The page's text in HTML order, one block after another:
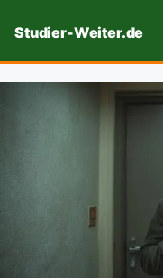
Inhalt
Studier-Weiter.de